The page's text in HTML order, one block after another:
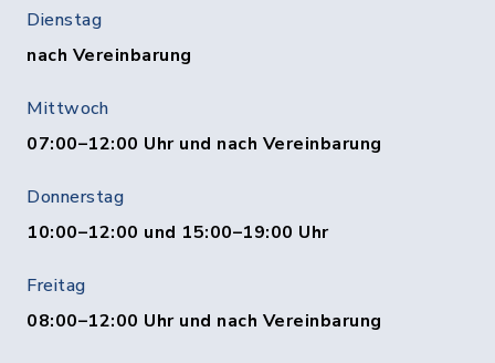
Dienstag
nach Vereinbarung
Mittwoch
07:00–12:00 Uhr und nach Vereinbarung
Donnerstag
10:00–12:00 und 15:00–19:00 Uhr
Freitag
08:00–12:00 Uhr und nach Vereinbarung